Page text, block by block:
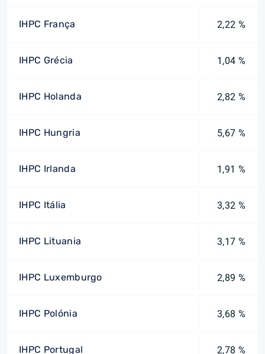
IHPC França 2,22 %
IHPC Grécia 1,04 %
IHPC Holanda 2,82 %
IHPC Hungria 5,67 %
IHPC Irlanda 1,91 %
IHPC Itália 3,32 %
IHPC Lituania 3,17 %
IHPC Luxemburgo 2,89 %
IHPC Polónia 3,68 %
IHPC Portugal 2,78 %